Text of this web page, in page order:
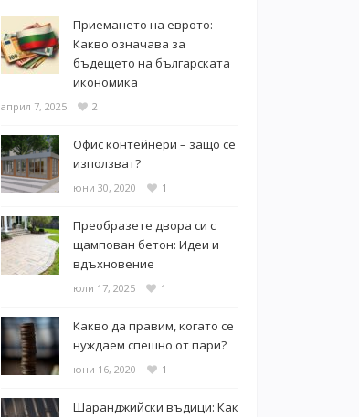
Приемането на еврото:
Какво означава за
бъдещето на българската
икономика
април 7, 2025 2
Офис контейнери – защо се
използват?
юни 30, 2020 1
Преобразете двора си с
щампован бетон: Идеи и
вдъхновение
юли 17, 2025 1
Какво да правим, когато се
нуждаем спешно от пари?
юни 16, 2020 1
Шаранджийски въдици: Как